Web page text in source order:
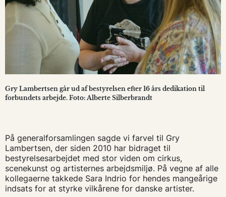
Gry Lambertsen går ud af bestyrelsen efter 16 års dedikation til
forbundets arbejde. Foto: Alberte Silberbrandt
På generalforsamlingen sagde vi farvel til Gry
Lambertsen, der siden 2010 har bidraget til
bestyrelsesarbejdet med stor viden om cirkus,
scenekunst og artisternes arbejdsmiljø. På vegne af alle
kollegaerne takkede Sara Indrio for hendes mangeårige
indsats for at styrke vilkårene for danske artister.